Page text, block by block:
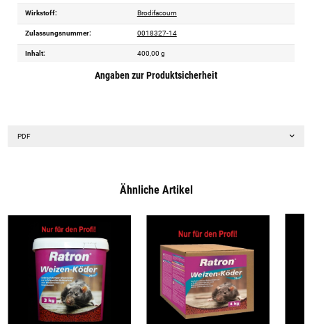
Wirkstoff: Brodifacoum
Zulassungsnummer: 0018327-14
Inhalt: 400,00 g
Angaben zur Produktsicherheit
PDF
Ähnliche Artikel